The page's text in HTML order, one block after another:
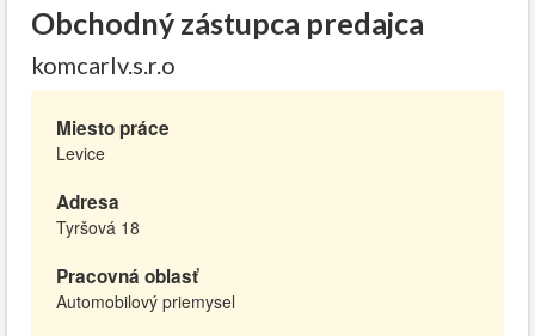
Obchodný zástupca predajca
komcarlv.s.r.o
Miesto práce
Levice
Adresa
Tyršová 18
Pracovná oblasť
Automobilový priemysel